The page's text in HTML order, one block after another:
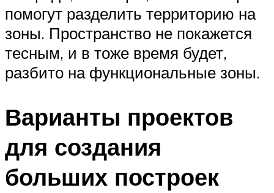
помогут разделить территорию на
зоны. Пространство не покажется
тесным, и в тоже время будет,
разбито на функциональные зоны.
Варианты проектов
для создания
больших построек